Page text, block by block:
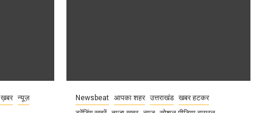
ख़बर न्यूज़
Newsbeat आपका शहर उत्तराखंड
खबर हटकर